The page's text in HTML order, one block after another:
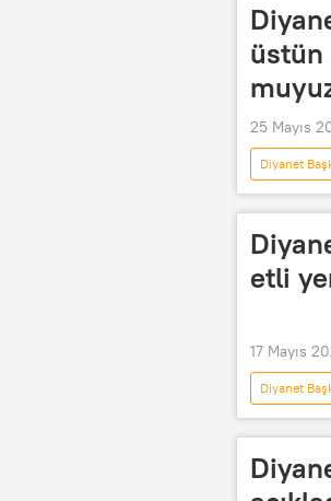
üstün
25 Mayıs
Diyanet
Batıl inanç
etli
17 Mayıs
Diyanet
Personel